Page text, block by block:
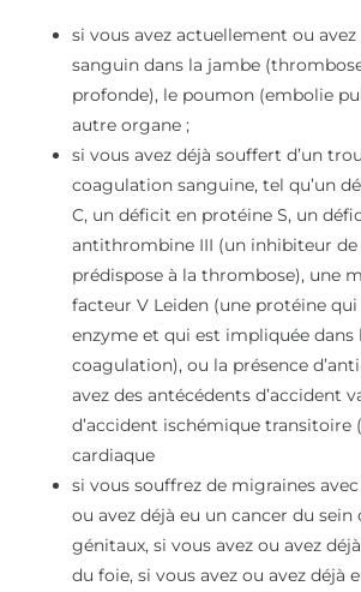
si vous avez actuellement ou
sanguin dans la jambe
profonde), le poumon (embolie
autre organe ;
si vous avez déjà souffert d’un
coagulation sanguine, tel qu’un
C, un déficit en protéine S, un
antithrombine III (un inhibiteur
prédispose à la thrombose), une
facteur V Leiden (une protéine
enzyme et qui est impliquée dans
coagulation), ou la présence
avez des antécédents d’accident
d’accident ischémique transitoire
cardiaque
si vous souffrez de migraines avec
ou avez déjà eu un cancer du sein
génitaux, si vous avez ou avez
du foie, si vous avez ou avez déjà